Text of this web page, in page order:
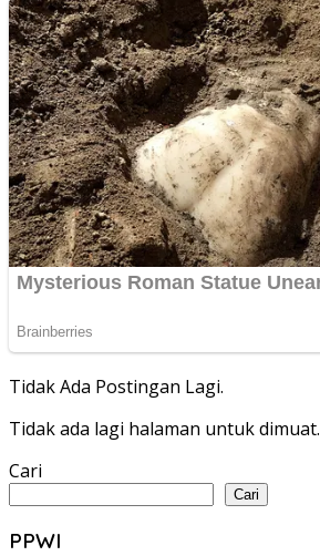
Tidak Ada Postingan Lagi.
Tidak ada lagi halaman untuk dimuat.
Cari
Cari
PPWI